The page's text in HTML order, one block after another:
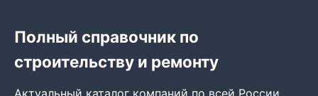
Полный справочник по
строительству и ремонту
Актуальный каталог компаний по всей России